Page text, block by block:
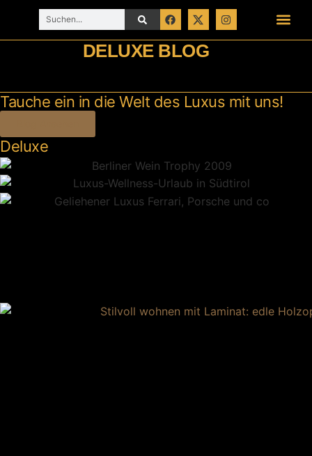
DELUXE BLOG
Tauche ein in die Welt des Luxus mit uns!
Deluxe